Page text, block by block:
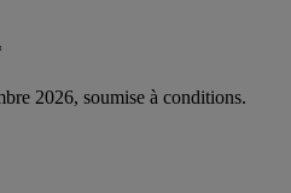
2026, soumise à conditions.